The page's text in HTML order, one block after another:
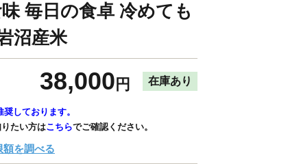
毎日の食卓 冷めても
沼産米
38,000 円 在庫あり
奨しております。
たい方はこちらでご確認ください。
額を調べる